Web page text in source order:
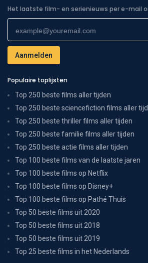
Het laatste film- en serienieuws per e-mail
Populaire toplijsten
Top 250 beste films aller tijden
Top 250 beste sciencefiction films aller
Top 250 beste thriller films aller tijden
Top 250 beste familie films aller tijden
Top 250 beste actie films aller tijden
Top 100 beste films van de laatste jaren
Top 100 beste films op Netflix
Top 100 beste films op Disney+
Top 100 beste films op Pathé Thuis
Top 50 beste films uit 2020
Top 50 beste films uit 2018
Top 50 beste films uit 2019
Top 25 beste films in het Nederlands